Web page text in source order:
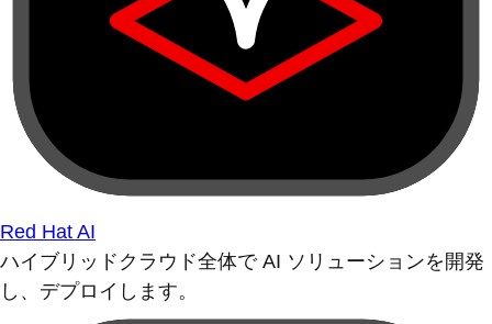
Red Hat AI
ハイブリッドクラウド全体で AI ソリューションを開発
し、デプロイします。